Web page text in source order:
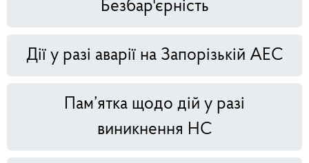
Безбар'єрність
Дії у разі аварії на Запорізькій АЕС
Пам’ятка щодо дій у разі
виникнення НС